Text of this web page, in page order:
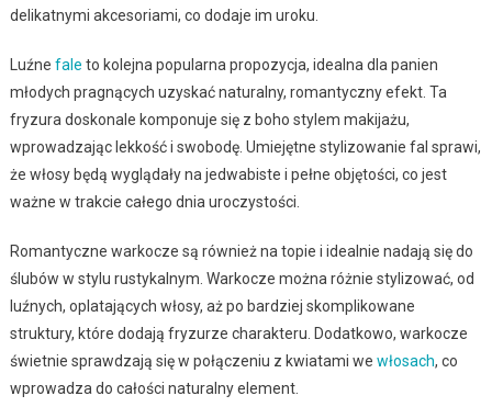
delikatnymi akcesoriami, co dodaje im uroku.
Luźne fale to kolejna popularna propozycja, idealna dla panien
młodych pragnących uzyskać naturalny, romantyczny efekt. Ta
fryzura doskonale komponuje się z boho stylem makijażu,
wprowadzając lekkość i swobodę. Umiejętne stylizowanie fal sprawi,
że włosy będą wyglądały na jedwabiste i pełne objętości, co jest
ważne w trakcie całego dnia uroczystości.
Romantyczne warkocze są również na topie i idealnie nadają się do
ślubów w stylu rustykalnym. Warkocze można różnie stylizować, od
luźnych, oplatających włosy, aż po bardziej skomplikowane
struktury, które dodają fryzurze charakteru. Dodatkowo, warkocze
świetnie sprawdzają się w połączeniu z kwiatami we włosach, co
wprowadza do całości naturalny element.